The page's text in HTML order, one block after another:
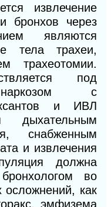
извлечение
бронхов через
являются
тела трахеи,
трахеотомии.
под
наркозом с
и ИВЛ
дыхательным
снабженным
и извлечения
должна
во
осложнений, как
эмфизема